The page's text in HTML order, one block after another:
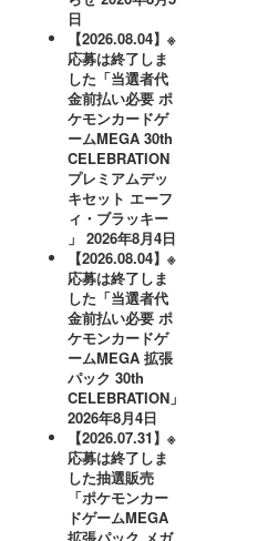
日
【2026.08.04】※
応募は終了しま
した「当選者代
金前払い必要 ポ
ケモンカードゲ
ームMEGA 30th
CELEBRATION
プレミアムデッ
キセット エーフ
ィ・ブラッキー
」 2026年8月4日
【2026.08.04】※
応募は終了しま
した「当選者代
金前払い必要 ポ
ケモンカードゲ
ームMEGA 拡張
パック 30th
CELEBRATION」
2026年8月4日
【2026.07.31】※
応募は終了しま
した抽選販売
「ポケモンカー
ドゲームMEGA